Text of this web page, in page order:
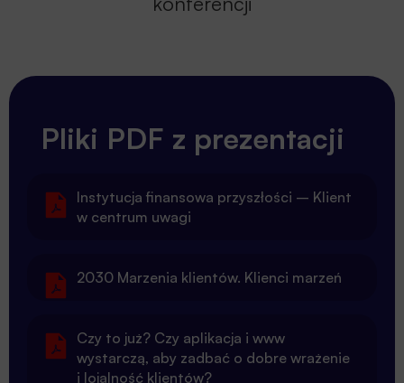
także prezentacje w formie case studies
nowoczesne technologie IT celem
jeszcze lepszego zbudowania
długoterminowych relacji z klientami w
świecie cyfrowym, a także dyskusje z
laboratoriów innowacji w sektorze
finansowym.
Podczas dyskusji zaplanowane były także
omówienia kwestii istotnych z
Pliki PDF z prezentacji
Instytucja finansowa przyszłości – Klient
w centrum uwagi
2030 Marzenia klientów. Klienci marzeń
Czy to już? Czy aplikacja i www
wystarczą, aby zadbać o dobre wrażenie
i lojalność klientów?